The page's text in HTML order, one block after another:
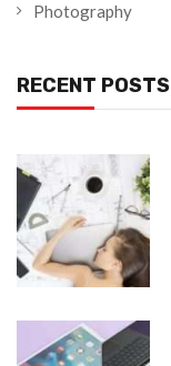
Photography
RECENT POSTS